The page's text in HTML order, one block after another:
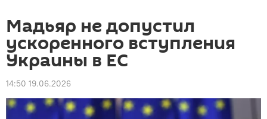
Мадьяр не допустил
ускоренного вступления
Украины в ЕС
14:50 19.06.2026